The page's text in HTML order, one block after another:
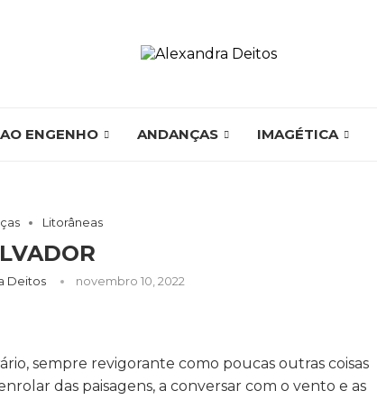
ENGENHO ANDANÇAS IMAGÉTICA
Litorâneas
Deitos novembro 10, 2022
sempre revigorante como poucas outras coisas
das paisagens, a conversar com o vento e as